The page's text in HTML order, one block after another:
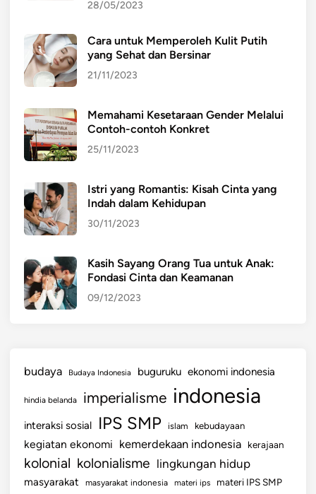
A
L
A
R
J
A
N
U
S
A
N
U
S
28/05/2023
Cara untuk Memperoleh Kulit Putih
yang Sehat dan Bersinar
21/11/2023
Memahami Kesetaraan Gender Melalui
Contoh-contoh Konkret
25/11/2023
Istri yang Romantis: Kisah Cinta yang
Indah dalam Kehidupan
30/11/2023
Kasih Sayang Orang Tua untuk Anak:
Fondasi Cinta dan Keamanan
09/12/2023
budaya Budaya Indonesia buguruku ekonomi indonesia
hindia belanda imperialisme indonesia
interaksi sosial IPS SMP islam kebudayaan
kegiatan ekonomi kemerdekaan indonesia kerajaan
kolonial kolonialisme lingkungan hidup
masyarakat masyarakat indonesia materi ips materi IPS SMP